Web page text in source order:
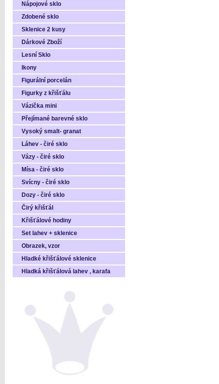
Nápojové sklo
Zdobené sklo
Sklenice 2 kusy
Dárkové Zboží
Lesní Sklo
Ikony
Figurální porcelán
Figurky z křišťálu
Vázička mini
Přejímané barevné sklo
Vysoký smalt- granat
Láhev - čiré sklo
Vázy - čiré sklo
Mísa - čiré sklo
Svícny - čiré sklo
Dozy - čiré sklo
Čirý křišťál
Křišťálové hodiny
Set lahev + sklenice
Obrazek, vzor
Hladké křišťálové sklenice
Hladká křišťálová lahev , karafa